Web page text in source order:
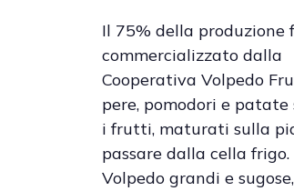
Il 75% della produzione
commercializzato dalla
Cooperativa Volpedo
pere, pomodori e
i frutti, maturati sulla
passare dalla cella
Volpedo grandi e